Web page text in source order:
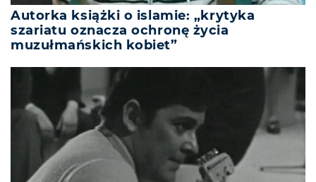
Autorka książki o islamie: „krytyka
szariatu oznacza ochronę życia
muzułmańskich kobiet”